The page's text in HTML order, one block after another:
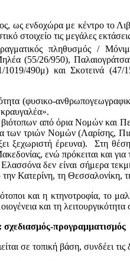
ως ενδοχώρα με κέντρο το
στοιχείο τις μεγάλες
πληθυσμός /
(55/26/950),
1019/490μ) και Σκοτεινά
(φυσικο-
από όρια Νομών και
των τριών Νομών (Λαρίσης,
ξεχωριστή έρευνα). Στη
ενώ πρόκειται και
Ελασσόνα δεν είναι σήμερα
Κατερίνη, τη
και η κτηνοτροφία, το
και τη
προγραμματισμός
σε τοπική βάση, συνδέει